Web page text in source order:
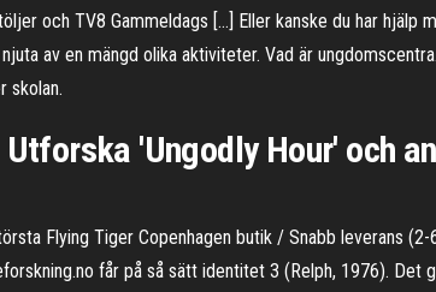
och TV8 Gammeldags […] Eller kanske du har hjälp
av en mängd olika aktiviteter. Vad är
skolan.
'Ungodly Hour' och
Flying Tiger Copenhagen butik / Snabb leverans
får på så sätt identitet 3 (Relph, 1976). Det